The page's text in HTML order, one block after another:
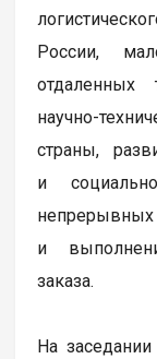
России,
отдаленных
научно-
страны,
и
и
заказа.
На